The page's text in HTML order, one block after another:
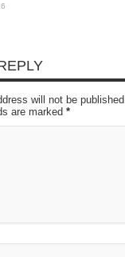
will not be published.
are marked *